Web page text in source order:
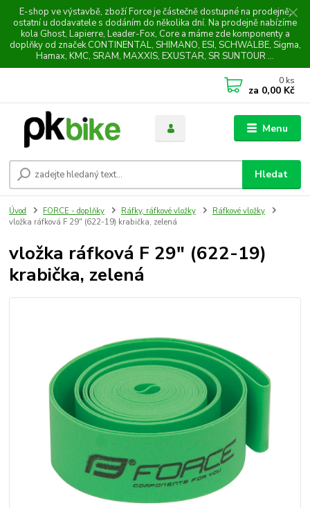
E-shop ve výstavbě, zboží Force je částečně dostupné na prodejně,
ostatní u dodavatele s dodáním do několika dní. Na prodejně nabízíme
kola Ghost, Lapierre, Leader-Fox, Core a máme zde komponenty a
doplňky od značek CONTINENTAL, SHIMANO, ESI, SCHWALBE, Sigma,
Hamax, KMC, SRAM, MAXXIS, EXUSTAR, SR SUNTOUR ...
Menu
Hledat
0 ks
za 0,00 Kč
Úvod FORCE - doplňky Ráfky, ráfkové vložky
Ráfkové vložky
vložka ráfková F 29" (622-19) krabička, zelená
vložka ráfková F 29" (622-19)
krabička, zelená